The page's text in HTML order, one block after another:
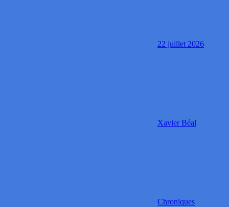
22 juillet 2026
Xavier Béal
Chroniques